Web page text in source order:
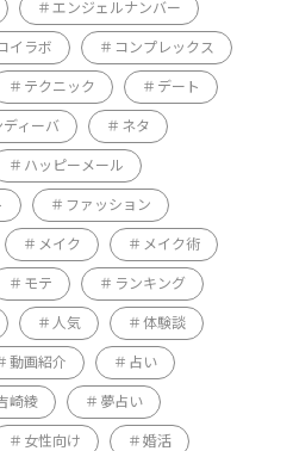
エンジェルナンバー
イラボ コンプレックス
テクニック デート
ディーバ ネタ
ハッピーメール
ファッション
メイク メイク術
モテ ランキング
人気 体験談
動画紹介 占い
崎綾 夢占い
女性向け 婚活